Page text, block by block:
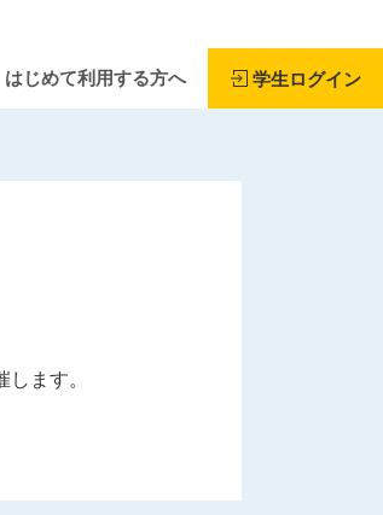
はじめて利用する方へ 学生ログイン
ます。